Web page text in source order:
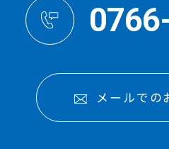
メールでの